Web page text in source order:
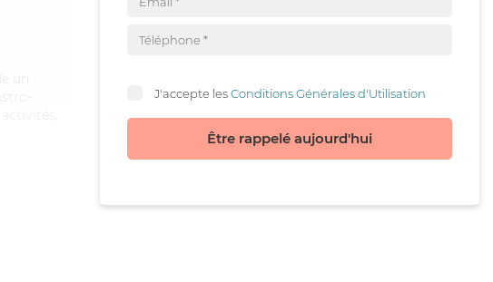
un
J'accepte lesConditions Générales d'Utilisation
Être rappelé aujourd'hui